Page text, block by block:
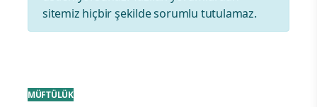
sitemiz hiçbir şekilde sorumlu tutulamaz.
MÜFTÜLÜK